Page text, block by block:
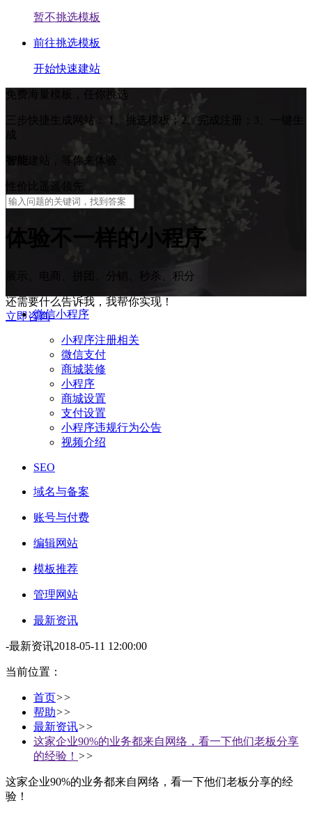
暂不挑选模板
前往挑选模板
开始快速建站
免费海量模板，任你挑选
三步快捷生成网站：
1、挑选模板；2、完成注册；3、一键生
成
智能 建站，等你来体验
性价比遥遥领先
体验 不一样 的小程序
展示、电商、拼团、分销、秒杀、积分
还需要什么告诉我，我帮你实现！
立即咨询微信小程序
小程序注册相关
微信支付
商城装修
小程序
商城设置
支付设置
小程序违规行为公告
视频介绍
SEO
域名与备案
账号与付费
编辑网站
模板推荐
管理网站
最新资讯
-最新资讯2018-05-11 12:00:00
当前位置：
首页>>
帮助>>
最新资讯>>
这家企业90%的业务都来自网络，看一下他们老板分享
的经验！ >>
这家企业90%的业务都来自网络，看一下他们老板分享的经
验！